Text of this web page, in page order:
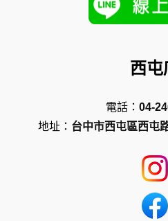
西屯
電話： 04-
地址： 台中市西屯區西屯